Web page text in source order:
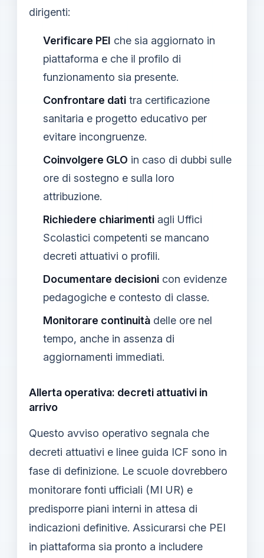
dirigenti:
Verificare PEI che sia aggiornato in
piattaforma e che il profilo di
funzionamento sia presente.
Confrontare dati tra certificazione
sanitaria e progetto educativo per
evitare incongruenze.
Coinvolgere GLO in caso di dubbi sulle
ore di sostegno e sulla loro
attribuzione.
Richiedere chiarimenti agli Uffici
Scolastici competenti se mancano
decreti attuativi o profili.
Documentare decisioni con evidenze
pedagogiche e contesto di classe.
Monitorare continuità delle ore nel
tempo, anche in assenza di
aggiornamenti immediati.
Allerta operativa: decreti attuativi in
arrivo
Questo avviso operativo segnala che
decreti attuativi e linee guida ICF sono in
fase di definizione. Le scuole dovrebbero
monitorare fonti ufficiali (MI UR) e
predisporre piani interni in attesa di
indicazioni definitive. Assicurarsi che PEI
in piattaforma sia pronto a includere